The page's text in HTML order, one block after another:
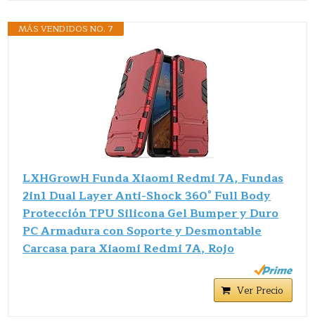
MÁS VENDIDOS NO. 7
LXHGrowH Funda Xiaomi Redmi 7A, Fundas
2in1 Dual Layer Anti-Shock 360° Full Body
Protección TPU Silicona Gel Bumper y Duro
PC Armadura con Soporte y Desmontable
Carcasa para Xiaomi Redmi 7A, Rojo
Ver Precio